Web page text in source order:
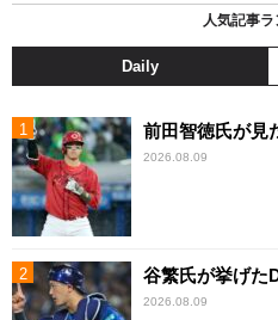
人気記事
Daily
前田智徳氏が見
2026.08.09
谷繁氏が挙げた
2026.08.09